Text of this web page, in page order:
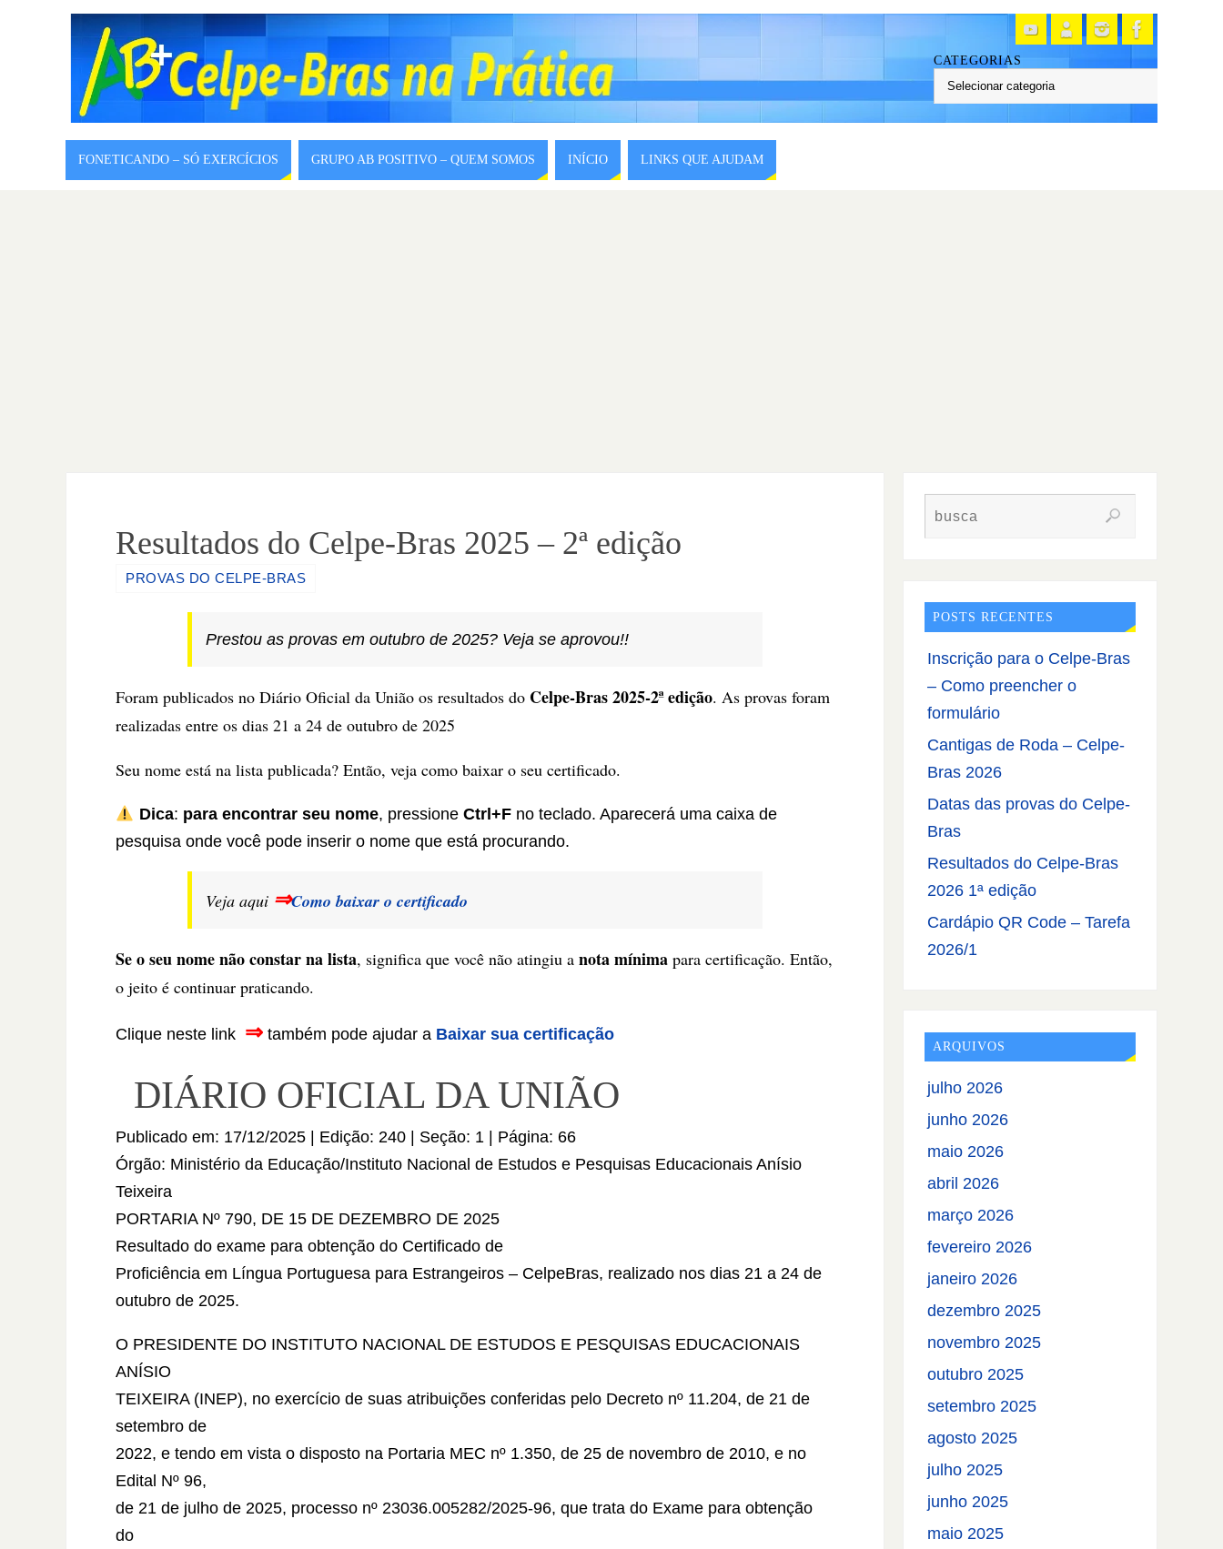
CATEGORIAS
FONETICANDO – SÓ EXERCÍCIOS GRUPO AB POSITIVO – QUEM SOMOS INÍCIO LINKS QUE AJUDAM
Resultados do Celpe-Bras 2025 – 2ª edição
PROVAS DO CELPE-BRAS
Prestou as provas em outubro de 2025? Veja se aprovou!!
Foram publicados no Diário Oficial da União os resultados do Celpe-Bras 2025-2ª edição. As provas foram
realizadas entre os dias 21 a 24 de outubro de 2025
Seu nome está na lista publicada? Então, veja como baixar o seu certificado.
Dica: para encontrar seu nome, pressione Ctrl+Fno teclado. Aparecerá uma caixa de
pesquisa onde você pode inserir o nome que está procurando.
Veja aqui ⇒Como baixar o certificado
Se o seu nome não constar na lista, significa que você não atingiu a nota mínima para certificação. Então,
o jeito é continuar praticando.
Clique neste link ⇒ também pode ajudar a Baixar sua certificação
DIÁRIO OFICIAL DA UNIÃO
Publicado em: 17/12/2025 | Edição: 240 | Seção: 1 | Página: 66
Órgão: Ministério da Educação/Instituto Nacional de Estudos e Pesquisas Educacionais Anísio
Teixeira
PORTARIA Nº 790, DE 15 DE DEZEMBRO DE 2025
Resultado do exame para obtenção do Certificado de
Proficiência em Língua Portuguesa para Estrangeiros – CelpeBras, realizado nos dias 21 a 24 de
outubro de 2025.
O PRESIDENTE DO INSTITUTO NACIONAL DE ESTUDOS E PESQUISAS EDUCACIONAIS
ANÍSIO
TEIXEIRA (INEP), no exercício de suas atribuições conferidas pelo Decreto nº 11.204, de 21 de
setembro de
2022, e tendo em vista o disposto na Portaria MEC nº 1.350, de 25 de novembro de 2010, e no
Edital Nº 96,
de 21 de julho de 2025, processo nº 23036.005282/2025-96, que trata do Exame para obtenção
do
POSTS RECENTES
Inscrição para o Celpe-Bras
– Como preencher o
formulário
Cantigas de Roda – Celpe-
Bras 2026
Datas das provas do Celpe-
Bras
Resultados do Celpe-Bras
2026 1ª edição
Cardápio QR Code – Tarefa
2026/1
ARQUIVOS
julho 2026
junho 2026
maio 2026
abril 2026
março 2026
fevereiro 2026
janeiro 2026
dezembro 2025
novembro 2025
outubro 2025
setembro 2025
agosto 2025
julho 2025
junho 2025
maio 2025